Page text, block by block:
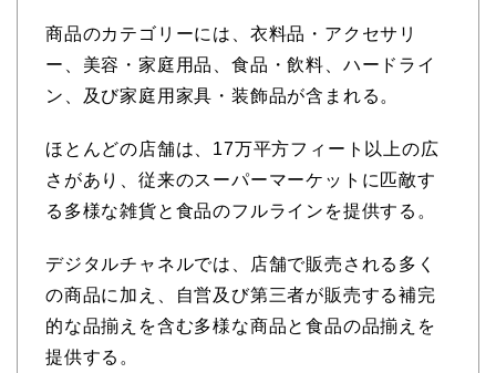
商品のカテゴリーには、衣料品・アクセサリ
ー、美容・家庭用品、食品・飲料、ハードライ
ン、及び家庭用家具・装飾品が含まれる。
ほとんどの店舗は、17万平方フィート以上の広
さがあり、従来のスーパーマーケットに匹敵す
る多様な雑貨と食品のフルラインを提供する。
デジタルチャネルでは、店舗で販売される多く
の商品に加え、自営及び第三者が販売する補完
的な品揃えを含む多様な商品と食品の品揃えを
提供する。